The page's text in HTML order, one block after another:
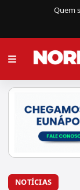
Quem
NOTÍCIAS